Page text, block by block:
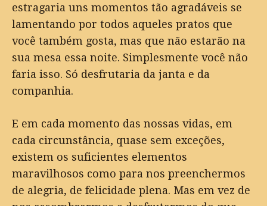
estragaria uns momentos tão agradáveis se
lamentando por todos aqueles pratos que
você também gosta, mas que não estarão na
sua mesa essa noite. Simplesmente você não
faria isso. Só desfrutaria da janta e da
companhia.
E em cada momento das nossas vidas, em
cada circunstância, quase sem exceções,
existem os suficientes elementos
maravilhosos como para nos preenchermos
de alegria, de felicidade plena. Mas em vez de